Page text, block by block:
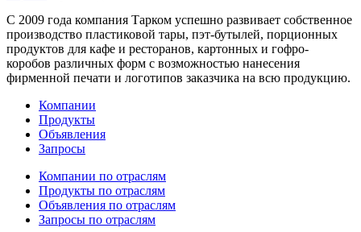
C 2009 года компания Тарком успешно развивает собственное
производство пластиковой тары, пэт-бутылей, порционных
продуктов для кафе и ресторанов, картонных и гофро-
коробов различных форм с возможностью нанесения
фирменной печати и логотипов заказчика на всю продукцию.
Компании
Продукты
Объявления
Запросы
Компании по отраслям
Продукты по отраслям
Объявления по отраслям
Запросы по отраслям